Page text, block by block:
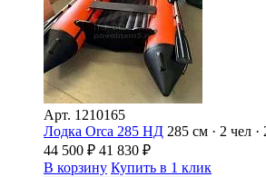
Арт. 1210165
Лодка Orca 285 НД 285 см · 2 чел ·
44 500 ₽ 41 830 ₽
В корзину Купить в 1 клик